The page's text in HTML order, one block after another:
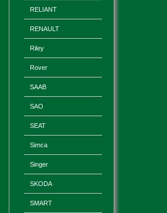
RELIANT
RENAULT
Riley
Rover
SAAB
SAO
SEAT
Simca
Singer
SKODA
SMART